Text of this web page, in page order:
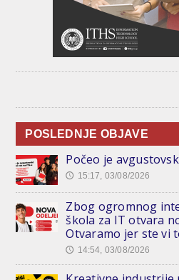
POSLEDNJE OBJAVE
Počeo je
🕔 15:17, 03/08/2026
Zbog ogromnog
škola za IT otvara
Otvaramo jer ste vi
🕔 14:54, 03/08/2026